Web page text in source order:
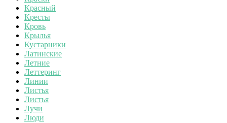
Красный
Кресты
Кровь
Крылья
Кустарники
Латинские
Летние
Леттеринг
Линии
Листья
Листья
Лучи
Люди